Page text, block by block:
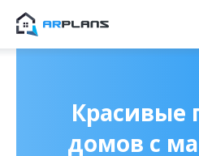
Красивые
домов с
Продолжить покупки